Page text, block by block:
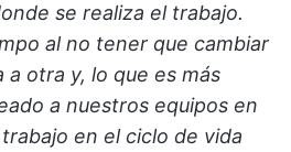
se realiza el trabajo.
al no tener que cambiar
otra y, lo que es más
a nuestros equipos en
en el ciclo de vida